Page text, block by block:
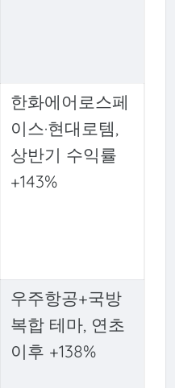
한화에어로스페
이스·현대로템,
상반기 수익률
+143%
우주항공+국방
복합 테마, 연초
이후 +138%